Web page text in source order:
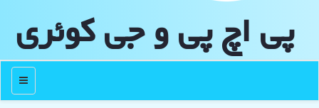
پی اچ پی و جی كوئری
منو